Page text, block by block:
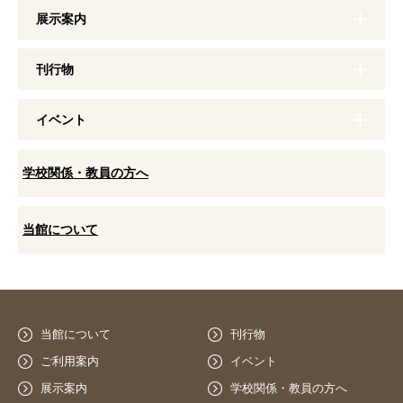
展示案内
刊行物
イベント
学校関係・教員の方へ
当館について
当館について
ご利用案内
展示案内
刊行物
イベント
学校関係・教員の方へ